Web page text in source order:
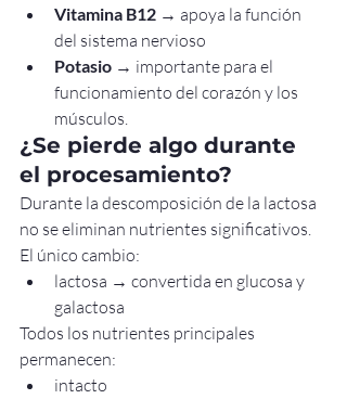
Vitamina B12 → apoya la función
del sistema nervioso
Potasio → importante para el
funcionamiento del corazón y los
músculos.
¿Se pierde algo durante
el procesamiento?
Durante la descomposición de la lactosa
no se eliminan nutrientes significativos.
El único cambio:
lactosa → convertida en glucosa y
galactosa
Todos los nutrientes principales
permanecen:
intacto